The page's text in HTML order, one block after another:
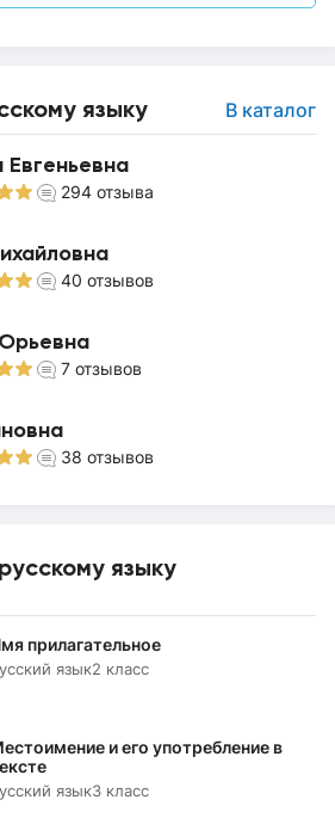
языку В каталог
294 отзыва
40 отзывов
7 отзывов
38 отзывов
языку
прилагательное
язык2 класс
и его употребление в
язык3 класс